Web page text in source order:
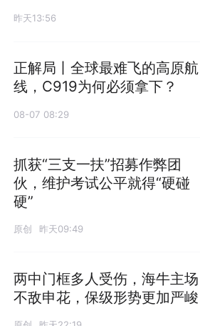
昨天13:56
正解局丨全球最难飞的高原航
线，C919为何必须拿下？
08-07 08:29
抓获“三支一扶”招募作弊团
伙，维护考试公平就得“硬碰
硬”
原创 昨天09:49
两中门框多人受伤，海牛主场
不敌申花，保级形势更加严峻